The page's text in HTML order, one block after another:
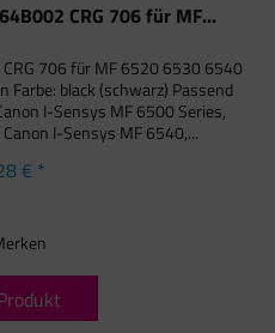
CRG 706 für MF...
706 für MF 6520 6530 6540
Farbe: black (schwarz) Passend
I-Sensys MF 6500 Series,
I-Sensys MF 6540,...
€ *